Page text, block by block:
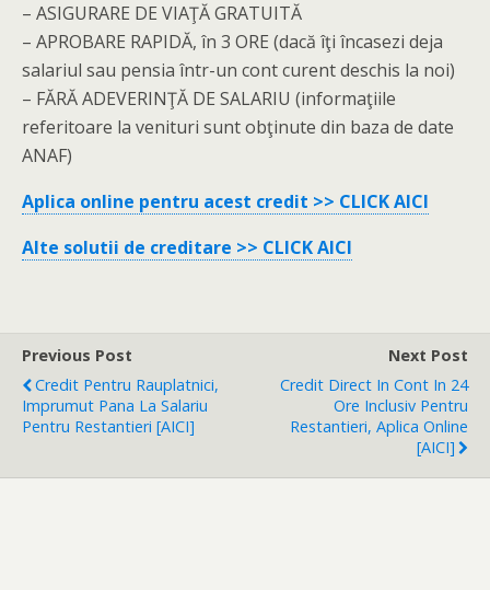
– ASIGURARE DE VIAŢĂ GRATUITĂ
– APROBARE RAPIDĂ, în 3 ORE (dacă îţi încasezi deja
salariul sau pensia într-un cont curent deschis la noi)
– FĂRĂ ADEVERINŢĂ DE SALARIU (informaţiile
referitoare la venituri sunt obţinute din baza de date
ANAF)
Aplica online pentru acest credit >> CLICK AICI
Alte solutii de creditare >> CLICK AICI
Previous Post
Credit Pentru Rauplatnici,
Imprumut Pana La Salariu
Pentru Restantieri [AICI]
Next Post
Credit Direct In Cont In 24
Ore Inclusiv Pentru
Restantieri, Aplica Online
[AICI]